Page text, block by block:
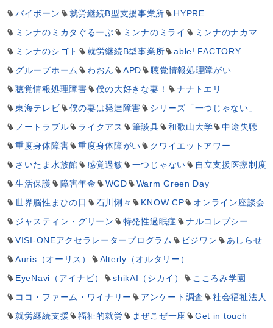
バイボーン
就労継続B型支援事業所
HYPRE
ミンナのミカタぐるーぷ
ミンナのミライ
ミンナのナカマ
ミンナのシゴト
就労継続B型事業所
able! FACTORY
グループホーム
わおん APD
聴覚情報処理障がい
聴覚情報処理障害
僕の大好きな妻！
ナナトエリ
東海テレビ
僕の妻は発達障害
シリーズ「一つじゃない」
ノートラブル
ライクアス 筆談具 和歌山大学
中途失聴
重度身体障害
重度身体障がい
クワイエットアワー
さいたま水族館
感覚過敏 一つじゃない
自立支援医療制度
生活保護
障害年金 WGD
Warm Green Day
世界脳性まひの日
石川悧々 KNOW CP
オンライン座談会
ジャスティン・グリーン
特発性過眠症
ナルコレプシー
VISI-ONEアクセラレータープログラム
ビジワン
あしらせ
Auris（オーリス）
Alterly（オルタリー）
EyeNavi（アイナビ）
shikAI（シカイ）
こころみ学園
ココ・ファーム・ワイナリー
アンケート調査
社会福祉法人
就労継続支援
福祉的就労 まぜこぜ一座
Get in touch